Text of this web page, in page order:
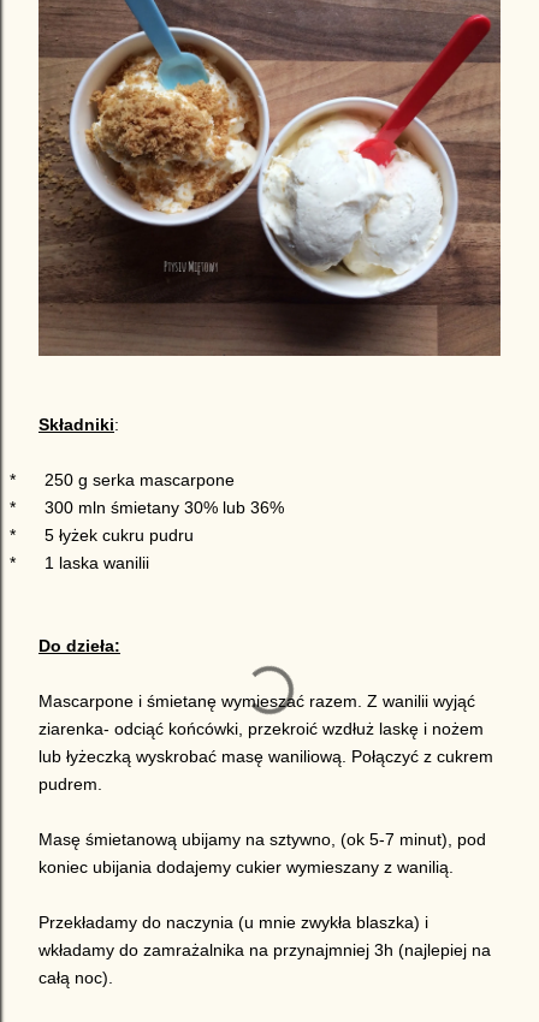
Składniki:
*
250 g serka mascarpone
*
300 mln śmietany 30% lub 36%
*
5 łyżek cukru pudru
*
1 laska wanilii
Do dzieła:
Mascarpone i śmietanę wymieszać razem. Z wanilii wyjąć
ziarenka- odciąć końcówki, przekroić wzdłuż laskę i nożem
lub łyżeczką wyskrobać masę waniliową. Połączyć z cukrem
pudrem.
Masę śmietanową ubijamy na sztywno, (ok 5-7 minut), pod
koniec ubijania dodajemy cukier wymieszany z wanilią.
Przekładamy do naczynia (u mnie zwykła blaszka) i
wkładamy do zamrażalnika na przynajmniej 3h (najlepiej na
całą noc).